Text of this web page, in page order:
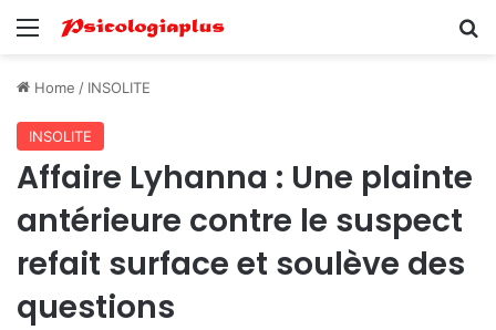
Menu
Home / INSOLITE
INSOLITE
Affaire Lyhanna : Une plainte
antérieure contre le suspect
refait surface et soulève des
questions